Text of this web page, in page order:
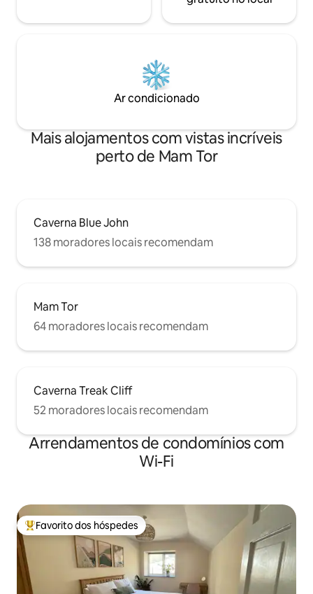
Ar condicionado
Mais alojamentos com vistas incríveis
perto de Mam Tor
Caverna Blue John
138 moradores locais recomendam
Mam Tor
64 moradores locais recomendam
Caverna Treak Cliff
52 moradores locais recomendam
Arrendamentos de condomínios com
Wi-Fi
Favoritos dos hóspedes mais apreciados
Favorito dos hóspedes